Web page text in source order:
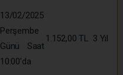
13/02/2025
Perşembe
Günü Saat
10:00’da
1.152,00 TL 3 Yıl